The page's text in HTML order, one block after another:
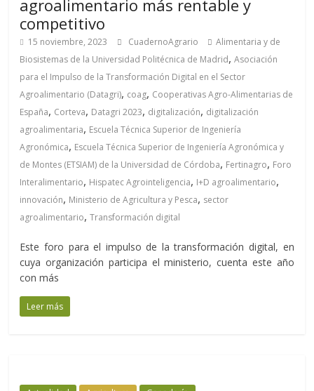
agroalimentario más rentable y
competitivo
15 noviembre, 2023 CuadernoAgrario
Alimentaria y de
Biosistemas de la Universidad Politécnica de Madrid,Asociación
para el Impulso de la Transformación Digital en el Sector
Agroalimentario (Datagri), coag, Cooperativas Agro-Alimentarias de
España, Corteva, Datagri 2023, digitalización, digitalización
agroalimentaria, Escuela Técnica Superior de Ingeniería
Agronómica, Escuela Técnica Superior de Ingeniería Agronómica y
de Montes (ETSIAM) de la Universidad de Córdoba, Fertinagro, Foro
Interalimentario, Hispatec Agrointeligencia, I+D agroalimentario,
innovación, Ministerio de Agricultura y Pesca, sector
agroalimentario,Transformación digital
Este foro para el impulso de la transformación digital, en
cuya organización participa el ministerio, cuenta este año
con más
Leer más